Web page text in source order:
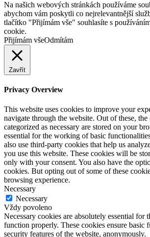
Na našich webových stránkách používáme
abychom vám poskytli co nejrelevantnější
tlačítko "Přijímám vše" souhlasíte s
cookie.
Přijímám všeOdmítám
Zavřít
Privacy Overview
This website uses cookies to improve your
navigate through the website. Out of these, the
categorized as necessary are stored on your
essential for the working of basic
also use third-party cookies that help us
you use this website. These cookies will be
only with your consent. You also have the
cookies. But opting out of some of these
browsing experience.
Necessary
Necessary
Vždy povoleno
Necessary cookies are absolutely essential for
function properly. These cookies ensure basic
security features of the website, anonymously.